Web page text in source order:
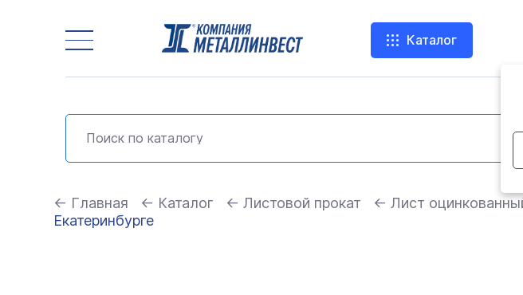
Каталог
← Главная ← Каталог ← Листовой прокат ← Лист
Екатеринбурге